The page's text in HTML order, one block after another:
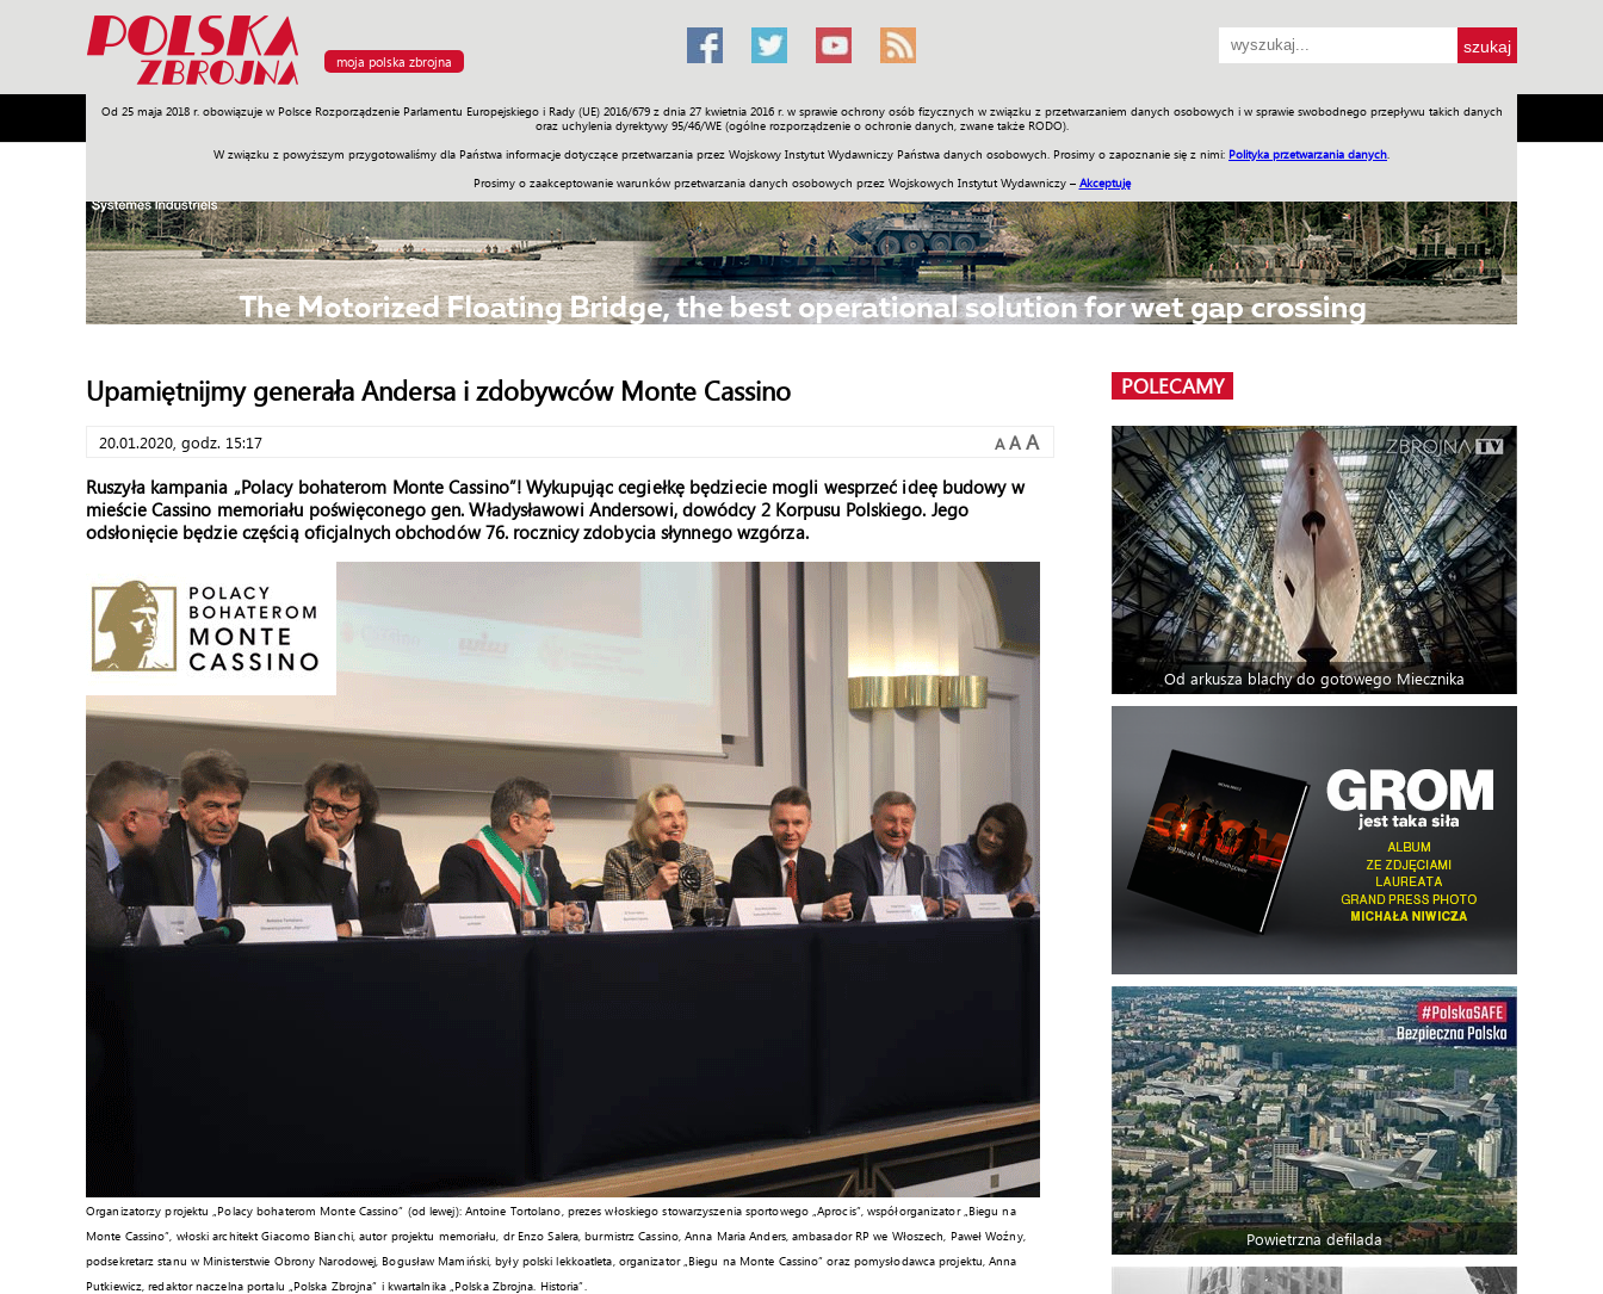
moja polska zbrojna
Od 25 maja 2018 r. obowiązuje w Polsce Rozporządzenie Parlamentu Europejskiego i Rady (UE) 2016/679 z dnia 27 kwietnia 2016 r. w sprawie ochrony osób fizycznych w związku z przetwarzaniem danych osobowych i w sprawie swobodnego przepływu takich danych
oraz uchylenia dyrektywy 95/46/WE (ogólne rozporządzenie o ochronie danych, zwane także RODO).
W związku z powyższym przygotowaliśmy dla Państwa informacje dotyczące przetwarzania przez Wojskowy Instytut Wydawniczy Państwa danych osobowych. Prosimy o zapoznanie się z nimi: Polityka przetwarzania danych
Prosimy o zaakceptowanie warunków przetwarzania danych osobowych przez Wojskowych Instytut Wydawniczy – Akceptuję
Armia Poligon Sprzęt Misje Polityka Prawo Świat Społeczność Sport Historia Galerie Wideo ENGLISH SKLEP Jednodniówki Praca w WIW
Upamiętnijmy generała Andersa i zdobywców Monte Cassino
20.01.2020, godz. 15:17 A A A
Ruszyła kampania „Polacy bohaterom Monte Cassino”! Wykupując cegiełkę będziecie mogli wesprzeć ideę budowy w
mieście Cassino memoriału poświęconego gen. Władysławowi Andersowi, dowódcy 2 Korpusu Polskiego. Jego
odsłonięcie będzie częścią oficjalnych obchodów 76. rocznicy zdobycia słynnego wzgórza.
Organizatorzy projektu „Polacy bohaterom Monte Cassino” (od lewej): Antoine Tortolano, prezes włoskiego stowarzyszenia sportowego „Aprocis”, współorganizator „Biegu na
Monte Cassino”, włoski architekt Giacomo Bianchi, autor projektu memoriału, dr Enzo Salera, burmistrz Cassino, Anna Maria Anders, ambasador RP we Włoszech, Paweł Woźny,
podsekretarz stanu w Ministerstwie Obrony Narodowej, Bogusław Mamiński, były polski lekkoatleta, organizator „Biegu na Monte Cassino” oraz pomysłodawca projektu, Anna
Putkiewicz, redaktor naczelna portalu „Polska Zbrojna” i kwartalnika „Polska Zbrojna. Historia”.
POLECAMY
Od arkusza blachy do gotowego Miecznika
Powietrzna defilada